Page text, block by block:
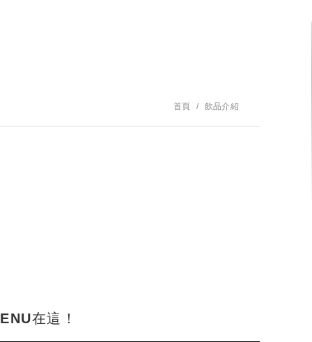
首頁 飲品介紹
在這！